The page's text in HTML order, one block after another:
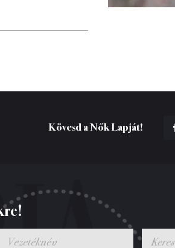
Kövesd a Nők Lapját!